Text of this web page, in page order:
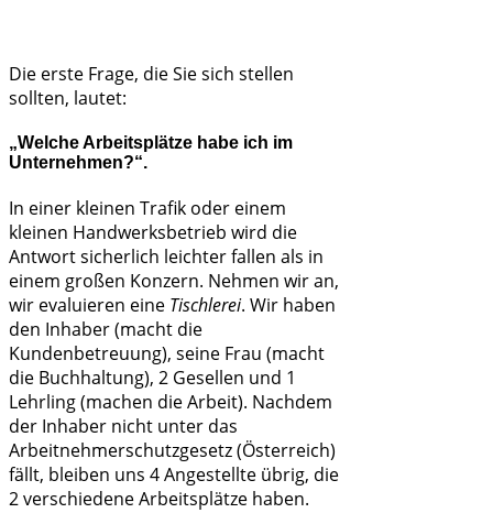
Die erste Frage, die Sie sich stellen
sollten, lautet:
„Welche Arbeitsplätze habe ich im
Unternehmen?“.
In einer kleinen Trafik oder einem
kleinen Handwerksbetrieb wird die
Antwort sicherlich leichter fallen als in
einem großen Konzern. Nehmen wir an,
wir evaluieren eine Tischlerei. Wir haben
den Inhaber (macht die
Kundenbetreuung), seine Frau (macht
die Buchhaltung), 2 Gesellen und 1
Lehrling (machen die Arbeit). Nachdem
der Inhaber nicht unter das
Arbeitnehmerschutzgesetz (Österreich)
fällt, bleiben uns 4 Angestellte übrig, die
2 verschiedene Arbeitsplätze haben.